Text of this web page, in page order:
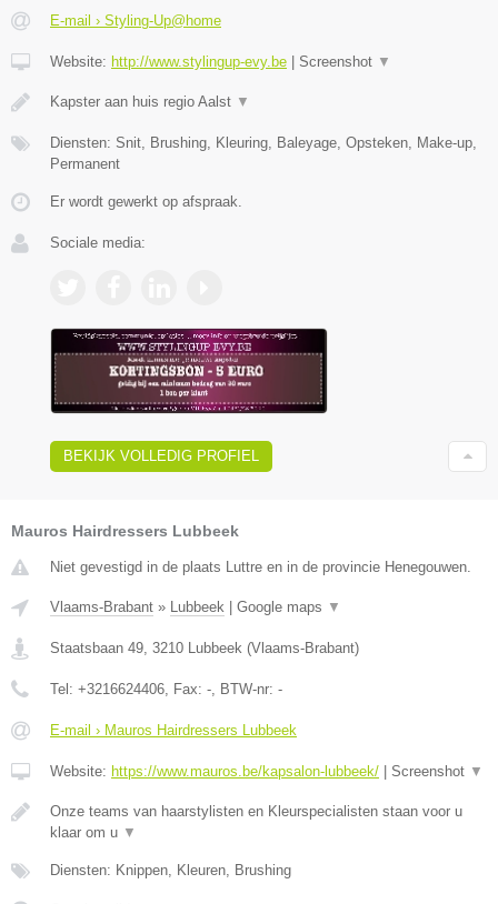
E-mail › Styling-Up@home
Website: http://www.stylingup-evy.be | Screenshot ▼
Kapster aan huis regio Aalst ▼
Diensten: Snit, Brushing, Kleuring, Baleyage, Opsteken, Make-up,
Permanent
Er wordt gewerkt op afspraak.
Sociale media:
BEKIJK VOLLEDIG PROFIEL
Mauros Hairdressers Lubbeek
Niet gevestigd in de plaats Luttre en in de provincie Henegouwen.
Vlaams-Brabant » Lubbeek Google maps ▼
Staatsbaan 49 3210 Lubbeek (Vlaams-Brabant)
Tel: +3216624406 , Fax: - , BTW-nr: -
E-mail › Mauros Hairdressers Lubbeek
Website: https://www.mauros.be/kapsalon-lubbeek/ Screenshot ▼
Onze teams van haarstylisten en Kleurspecialisten staan voor u
klaar om u ▼
Diensten: Knippen, Kleuren, Brushing